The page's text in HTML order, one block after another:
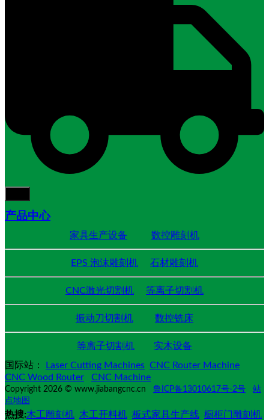
产品中心
家具生产设备 数控雕刻机
EPS 泡沫雕刻机 石材雕刻机
CNC激光切割机 等离子切割机
振动刀切割机 数控铣床
等离子切割机
实木设备
国际站：
Laser Cutting Machines CNC Router Machine
CNC Wood Router
CNC Machine
Copyright 2026 © www.jiabangcnc.cn 鲁ICP备13010617号-2号
站
点地图
热搜:木工雕刻机 木工开料机 板式家具生产线 橱柜门雕刻机